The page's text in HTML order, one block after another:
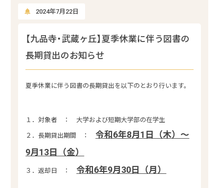
2024年7月22日
【九品寺・武蔵ヶ丘】夏季休業に伴う図書の
長期貸出のお知らせ
夏季休業に伴う図書の長期貸出を以下のとおり行います。
１．対象者 ： 大学および短期大学部の在学生
２．長期貸出期間 ： 令和6年8月1日（木）～
9月13日（金）
３．返却日 ： 令和6年9月30日（月）